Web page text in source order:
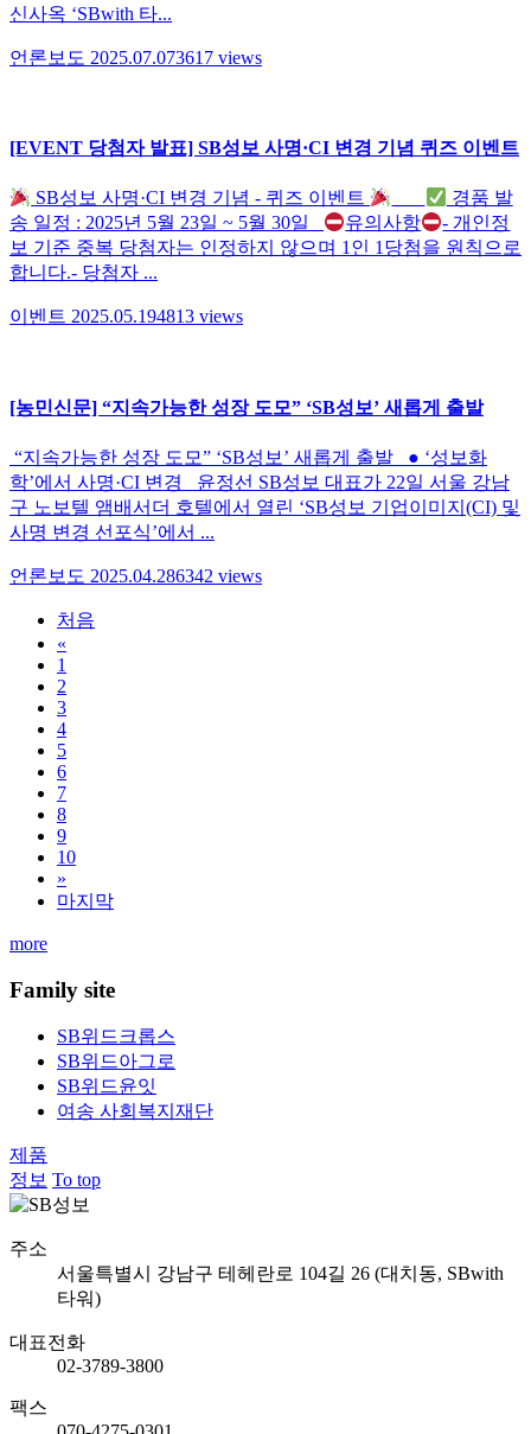
신사옥 ‘SBwith 타...
언론보도 2025.07.073617 views
[EVENT 당첨자 발표] SB성보 사명·CI 변경 기념 퀴즈 이벤트
SB성보 사명·CI 변경 기념 - 퀴즈 이벤트
경품 발
송 일정 : 2025년 5월 23일 ~ 5월 30일
유의사항
- 개인정
보 기준 중복 당첨자는 인정하지 않으며 1인 1당첨을 원칙으로
합니다.- 당첨자 ...
이벤트 2025.05.194813 views
[농민신문] “지속가능한 성장 도모” ‘SB성보’ 새롭게 출발
“지속가능한 성장 도모” ‘SB성보’ 새롭게 출발 ● ​‘성보화
학’에서 사명·CI 변경 윤정선 SB성보 대표가 22일 서울 강남
구 노보텔 앰배서더 호텔에서 열린 ‘SB성보 기업이미지(CI) 및
사명 변경 선포식’에서 ...
언론보도 2025.04.286342 views
처음
«
1
2
3
4
5
6
7
8
9
10
»
마지막
more
Family site
SB위드크롭스
SB위드아그로
SB위드윤잇
여송 사회복지재단
제품
정보 To top
주소
서울특별시 강남구 테헤란로 104길 26 (대치동, SBwith
타워)
대표전화
02-3789-3800
팩스